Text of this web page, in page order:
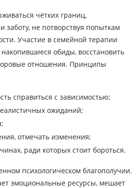
чётких границ,
заботу, не потворствуя попыткам
Участие в семейной терапии
обиды, восстановить
отношения. Принципы
справиться с зависимостью;
ожиданий;
отмечать изменения;
ради которых стоит бороться.
психологическом благополучии.
эмоциональные ресурсы, мешает